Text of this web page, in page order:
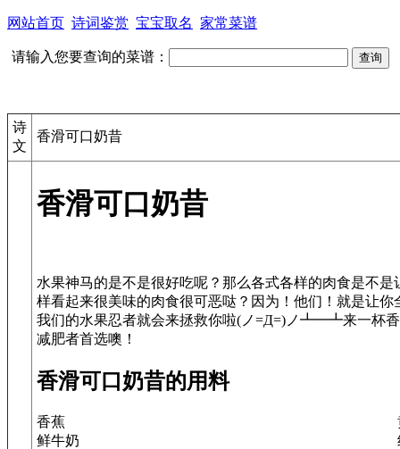
网站首页 诗词鉴赏 宝宝取名 家常菜谱
请输入您要查询的菜谱：
诗
文
香滑可口奶昔
香滑可口奶昔
水果神马的是不是很好吃呢？那么各式各样的肉食是不
样看起来很美味的肉食很可恶哒？因为！他们！就是让
我们的水果忍者就会来拯救你啦(ノ=Д=)ノ┻━┻来一杯
香滑可口奶昔的用料
香蕉
鲜牛奶